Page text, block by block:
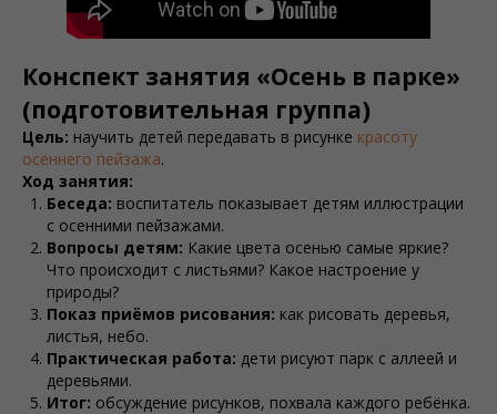
Конспект занятия «Осень в парке»
(подготовительная группа)
Цель: научить детей передавать в рисунке красоту
осеннего пейзажа.
Ход занятия:
Беседа: воспитатель показывает детям иллюстрации
с осенними пейзажами.
Вопросы детям: Какие цвета осенью самые яркие?
Что происходит с листьями? Какое настроение у
природы?
Показ приёмов рисования: как рисовать деревья,
листья, небо.
Практическая работа: дети рисуют парк с аллеей и
деревьями.
Итог: обсуждение рисунков, похвала каждого ребёнка.